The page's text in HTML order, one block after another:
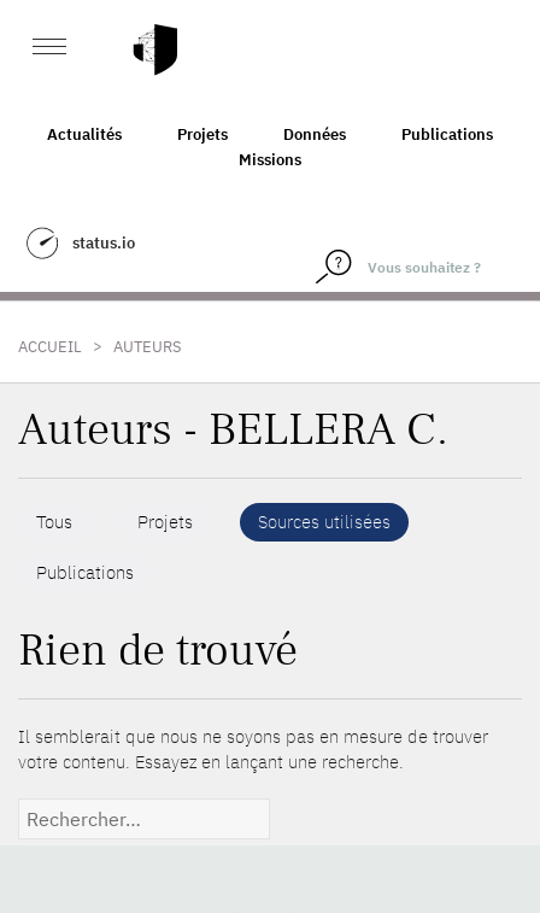
Actualités Projets Données
Publications
Missions
status.io
ACCUEIL > AUTEURS
Auteurs - BELLERA C.
Tous Projets Sources utilisées
Publications
Rien de trouvé
Il semblerait que nous ne soyons pas en mesure de trouver
votre contenu. Essayez en lançant une recherche.
Rechercher :